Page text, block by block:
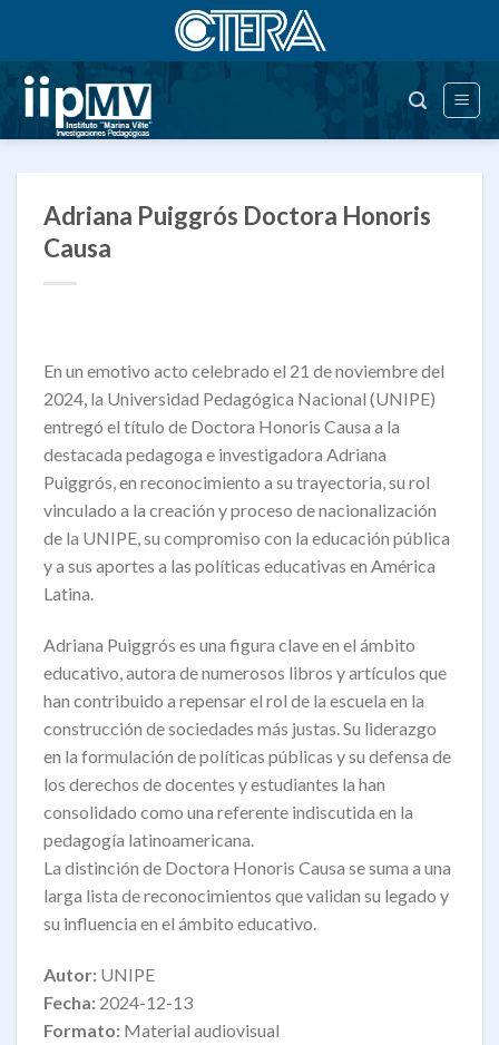
contenido
Adriana Puiggrós Doctora Honoris
Causa
En un emotivo acto celebrado el 21 de noviembre del
2024, la Universidad Pedagógica Nacional (UNIPE)
entregó el título de Doctora Honoris Causa a la
destacada pedagoga e investigadora Adriana
Puiggrós, en reconocimiento a su trayectoria, su rol
vinculado a la creación y proceso de nacionalización
de la UNIPE, su compromiso con la educación pública
y a sus aportes a las políticas educativas en América
Latina.
Adriana Puiggrós es una figura clave en el ámbito
educativo, autora de numerosos libros y artículos que
han contribuido a repensar el rol de la escuela en la
construcción de sociedades más justas. Su liderazgo
en la formulación de políticas públicas y su defensa de
los derechos de docentes y estudiantes la han
consolidado como una referente indiscutida en la
pedagogía latinoamericana.
La distinción de Doctora Honoris Causa se suma a una
larga lista de reconocimientos que validan su legado y
su influencia en el ámbito educativo.
Autor: UNIPE
Fecha: 2024-12-13
Formato: Material audiovisual